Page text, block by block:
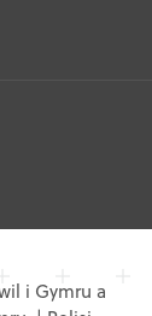
i Gymru a